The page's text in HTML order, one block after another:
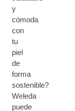
y
cómoda
con
tu
piel
de
forma
sostenible?
Weleda
puede